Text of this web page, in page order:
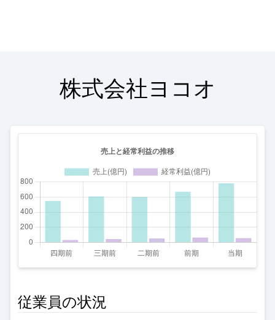
株式会社ヨコオ
従業員の状況